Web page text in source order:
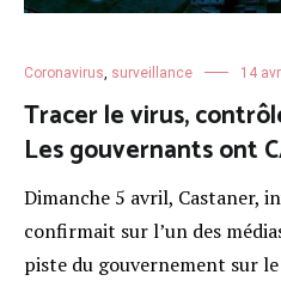
Coronavirus surveillance 14
Tracer le virus,
Les gouvernants ont
Dimanche 5 avril, Castaner,
confirmait sur l’un des
piste du gouvernement sur